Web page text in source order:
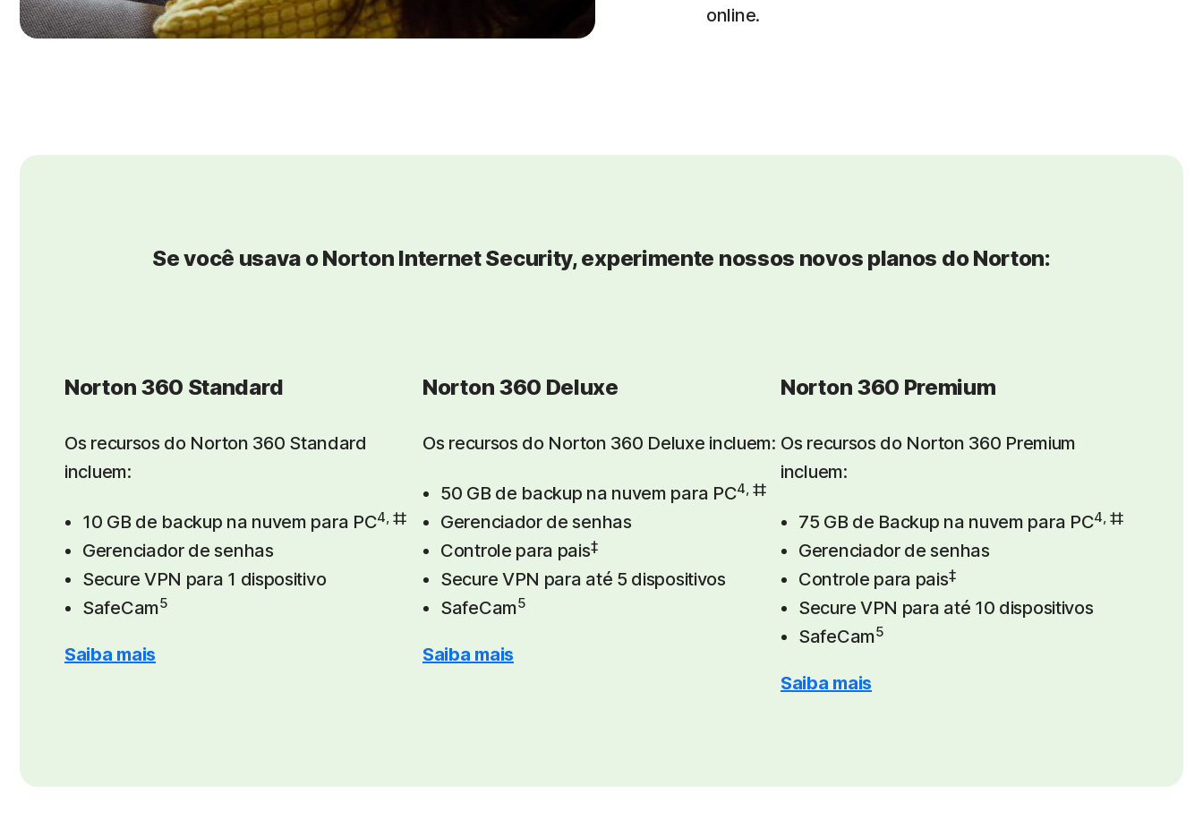
online.
Se você usava o Norton Internet Security, experimente nossos novos planos do Norton:
Norton 360 Standard
Os recursos do Norton 360 Standard
incluem:
10 GB de backup na nuvem para PC4, ‡‡
Gerenciador de senhas
Secure VPN para 1 dispositivo
SafeCam5
Saiba mais
Norton 360 Deluxe
Os recursos do Norton 360 Deluxe incluem:
50 GB de backup na nuvem para PC4, ‡‡
Gerenciador de senhas
Controle para pais‡
Secure VPN para até 5 dispositivos
SafeCam5
Saiba mais
Norton 360 Premium
Os recursos do Norton 360 Premium
incluem:
75 GB de Backup na nuvem para PC4, ‡‡
Gerenciador de senhas
Controle para pais‡
Secure VPN para até 10 dispositivos
SafeCam5
Saiba mais